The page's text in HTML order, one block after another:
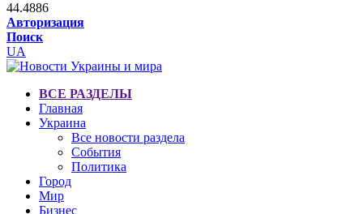
44.4886
Авторизация
Поиск
UA
ВСЕ РАЗДЕЛЫ
Главная
Украина
Все новости раздела
События
Политика
Город
Мир
Бизнес